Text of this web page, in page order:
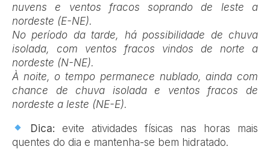
nuvens e ventos fracos soprando de leste a
nordeste (E-NE).
No período da tarde, há possibilidade de chuva
isolada, com ventos fracos vindos de norte a
nordeste (N-NE).
À noite, o tempo permanece nublado, ainda com
chance de chuva isolada e ventos fracos de
nordeste a leste (NE-E).
Dica: evite atividades físicas nas horas mais
quentes do dia e mantenha-se bem hidratado.